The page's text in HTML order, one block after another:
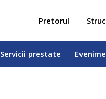
Pretorul
Servicii prestate
Servicii prestate